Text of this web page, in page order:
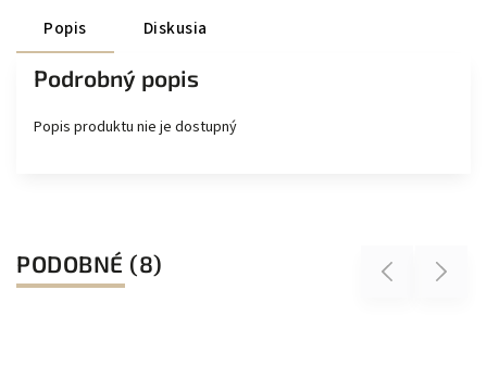
Popis Diskusia
Podrobný popis
Popis produktu nie je dostupný
PODOBNÉ (8) Previous Next